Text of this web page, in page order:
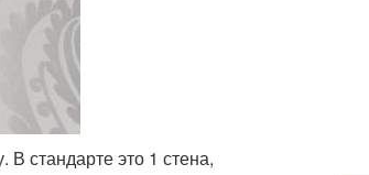
стандарте это 1 стена,